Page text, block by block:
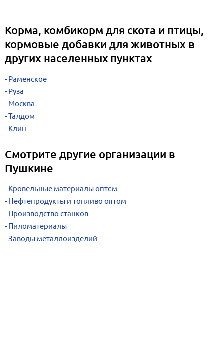
Корма, комбикорм для скота и птицы,
кормовые добавки для животных в
других населенных пунктах
Раменское
Руза
Москва
Талдом
Клин
Смотрите другие организации в
Пушкине
Кровельные материалы оптом
Нефтепродукты и топливо оптом
Производство станков
Пиломатериалы
Заводы металлоизделий